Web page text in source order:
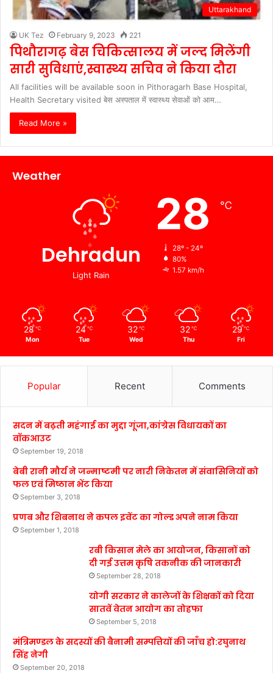
Uttarakhand
UK Tez February 9, 2023 221
पिथौरागढ़ बेस चिकित्सालय में जल्द मिलेंगी
सारी सुविधाएं,स्वास्थ्य सचिव ने किया दौरा
All facilities will be available soon in Pithoragarh Base Hospital,
Health Secretary visited बेस अस्पताल में स्वास्थ्य सेवाओं को आम…
Read More »
Weather
Dehradun
Light Rain
28 ℃
28º - 24º
80%
1.57 km/h
28 ℃
Mon
24 ℃
Tue
32 ℃
Wed
32 ℃
Thu
29 ℃
Fri
Popular Recent Comments
सदन में बढ़ती महंगाई का मुद्दा गूंजा,कांग्रेस विधायकों का
वॉकआउट
September 19, 2018
बेबी रानी मौर्य ने जन्माष्टमी पर नारी निकेतन में संवासिनियों को
फल एवं मिष्ठान भेंट किया
September 3, 2018
प्रणब और शिबनाथ ने कपल इवेंट का गोल्ड अपने नाम किया
September 1, 2018
रबी किसान मेले का आयोजन, किसानों को
दी गई उत्तम कृषि तकनीक की जानकारी
September 28, 2018
योगी सरकार ने कालेजों के शिक्षकों को दिया
सातवें वेतन आयोग का तोहफा
September 5, 2018
मंत्रिमण्डल के सदस्यों की बैनामी सम्पत्तियों की जाँच हो:रघुनाथ
सिंह नेगी
September 20, 2018